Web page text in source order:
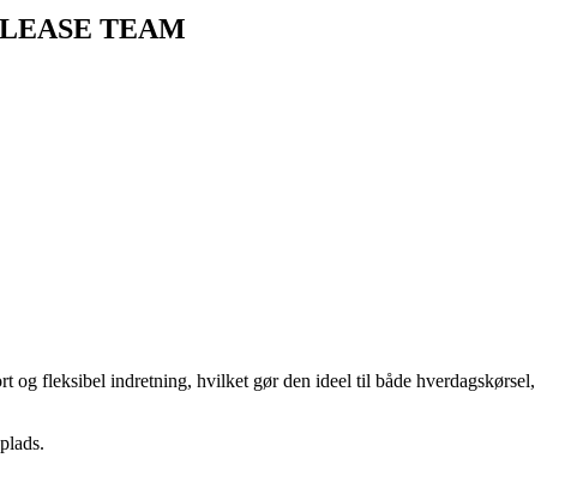
TEAM
og fleksibel indretning, hvilket gør den ideel til både hverdagskørsel,